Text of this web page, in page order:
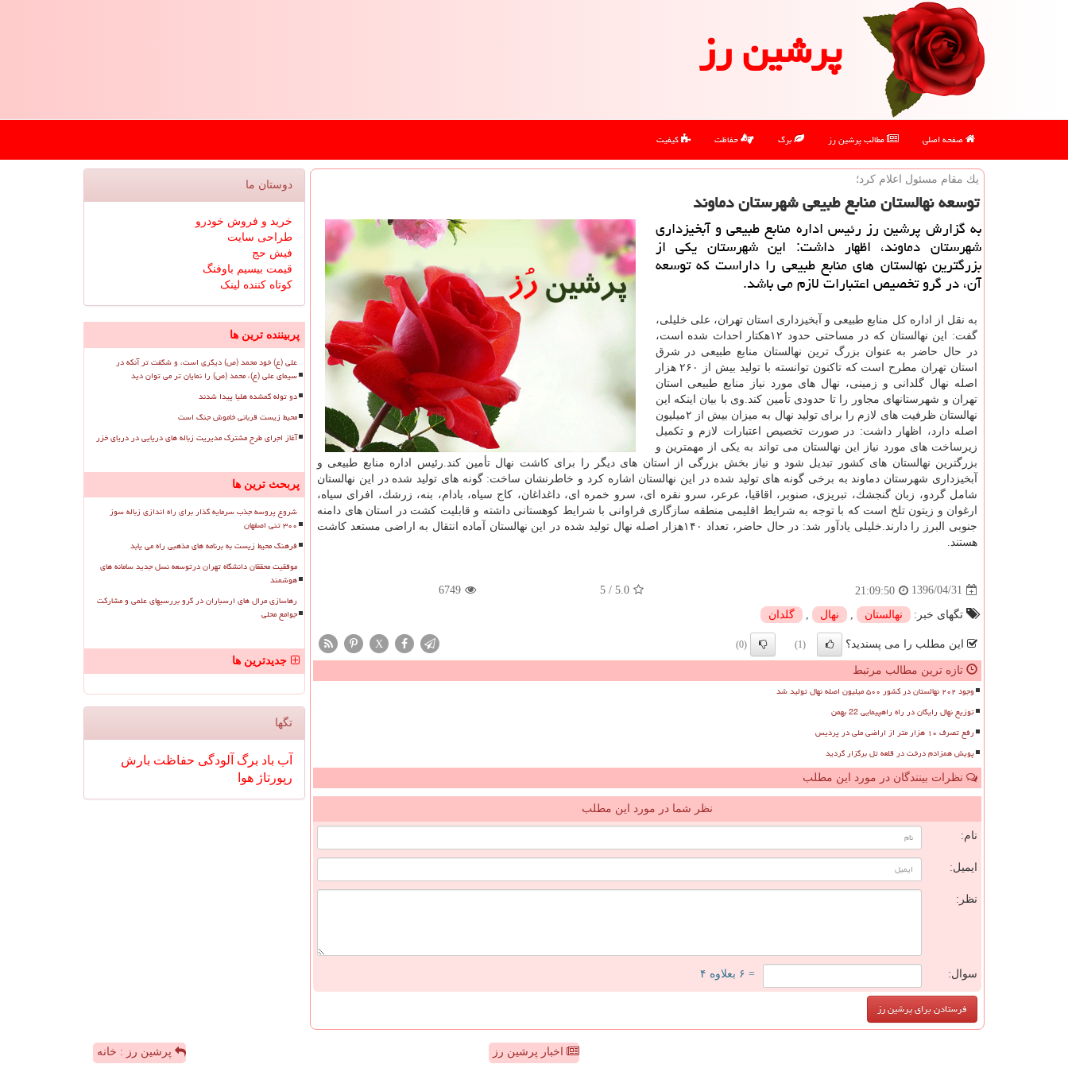
پرشین رز
صفحه اصلی مطالب پرشین رز برگ حفاظت کیفیت
یك مقام مسئول اعلام كرد؛
توسعه نهالستان منابع طبیعی شهرستان دماوند
به گزارش پرشین رز رئیس اداره منابع طبیعی و آبخیزداری
شهرستان دماوند، اظهار داشت: این شهرستان یكی از
بزرگترین نهالستان های منابع طبیعی را داراست كه توسعه
آن، در گرو تخصیص اعتبارات لازم می باشد.
به نقل از اداره كل منابع طبیعی و آبخیزداری استان تهران، علی خلیلی،
گفت: این نهالستان كه در مساحتی حدود ۱۲هكتار احداث شده است،
در حال حاضر به عنوان بزرگ ترین نهالستان منابع طبیعی در شرق
استان تهران مطرح است كه تاكنون توانسته با تولید بیش از ۲۶۰ هزار
اصله نهال گلدانی و زمینی، نهال های مورد نیاز منابع طبیعی استان
تهران و شهرستانهای مجاور را تا حدودی تأمین كند.وی با بیان اینكه این
نهالستان ظرفیت های لازم را برای تولید نهال به میزان بیش از ۲میلیون
اصله دارد، اظهار داشت: در صورت تخصیص اعتبارات لازم و تكمیل
زیرساخت های مورد نیاز این نهالستان می تواند به یكی از مهمترین و
بزرگترین نهالستان های كشور تبدیل شود و نیاز بخش بزرگی از استان های دیگر را برای كاشت نهال تأمین كند.رئیس اداره منابع طبیعی و
آبخیزداری شهرستان دماوند به برخی گونه های تولید شده در این نهالستان اشاره كرد و خاطرنشان ساخت: گونه های تولید شده در این نهالستان
شامل گردو، زبان گنجشك، تبریزی، صنوبر، اقاقیا، عرعر، سرو نقره ای، سرو خمره ای، داغداغان، كاج سیاه، بادام، بنه، زرشك، افرای سیاه،
ارغوان و زیتون تلخ است كه با توجه به شرایط اقلیمی منطقه سازگاری فراوانی با شرایط كوهستانی داشته و قابلیت كشت در استان های دامنه
جنوبی البرز را دارند.خلیلی یادآور شد: در حال حاضر، تعداد ۱۴۰هزار اصله نهال تولید شده در این نهالستان آماده انتقال به اراضی مستعد كاشت
هستند.
1396/04/31
21:09:50
5.0
/
5
6749
تگهای خبر: نهالستان نهال گلدان
این مطلب را می پسندید؟ (1)
(0)
X
تازه ترین مطالب مرتبط
وجود ۲۰۲ نهالستان در کشور ۵۰۰ میلیون اصله نهال تولید شد
توزیع نهال رایگان در راه راهپیمایی 22 بهمن
رفع تصرف ۱۰ هزار متر از اراضی ملی در پردیس
پویش همزادم درخت در قلعه تل برگزار گردید
نظرات بینندگان در مورد این مطلب
نظر شما در مورد این مطلب
نام:
ایمیل:
نظر:
سوال: = ۶ بعلاوه ۴
دوستان ما
خرید و فروش خودرو
طراحی سایت
فیش حج
قیمت بیسیم باوفنگ
کوتاه کننده لینک
پربیننده ترین ها
علی (ع) خود محمد (ص) دیگری است، و شگفت تر آنکه در
سیمای علی (ع)، محمد (ص) را نمایان تر می توان دید
دو توله گمشده هلیا پیدا شدند
محیط زیست قربانی خاموش جنگ است
آغاز اجرای طرح مشترک مدیریت زباله های دریایی در دریای خزر
پربحث ترین ها
شروع پروسه جذب سرمایه گذار برای راه اندازی زباله سوز
۳۰۰ تنی اصفهان
فرهنگ محیط زیست به برنامه های مذهبی راه می یابد
موفقیت محققان دانشگاه تهران درتوسعه نسل جدید سامانه های
هوشمند
رهاسازی مرال های ارسباران در گرو بررسیهای علمی و مشارکت
جوامع محلی
جدیدترین ها
تگها
آب باد برگ آلودگی حفاظت بارش
رپورتاژ هوا
اخبار پرشین رز پرشین رز : خانه